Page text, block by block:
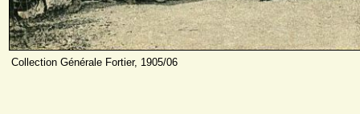
Collection Générale Fortier, 1905/06